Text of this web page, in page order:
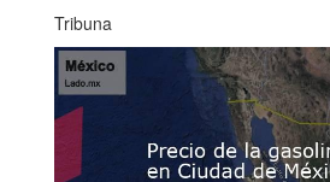
Tribuna